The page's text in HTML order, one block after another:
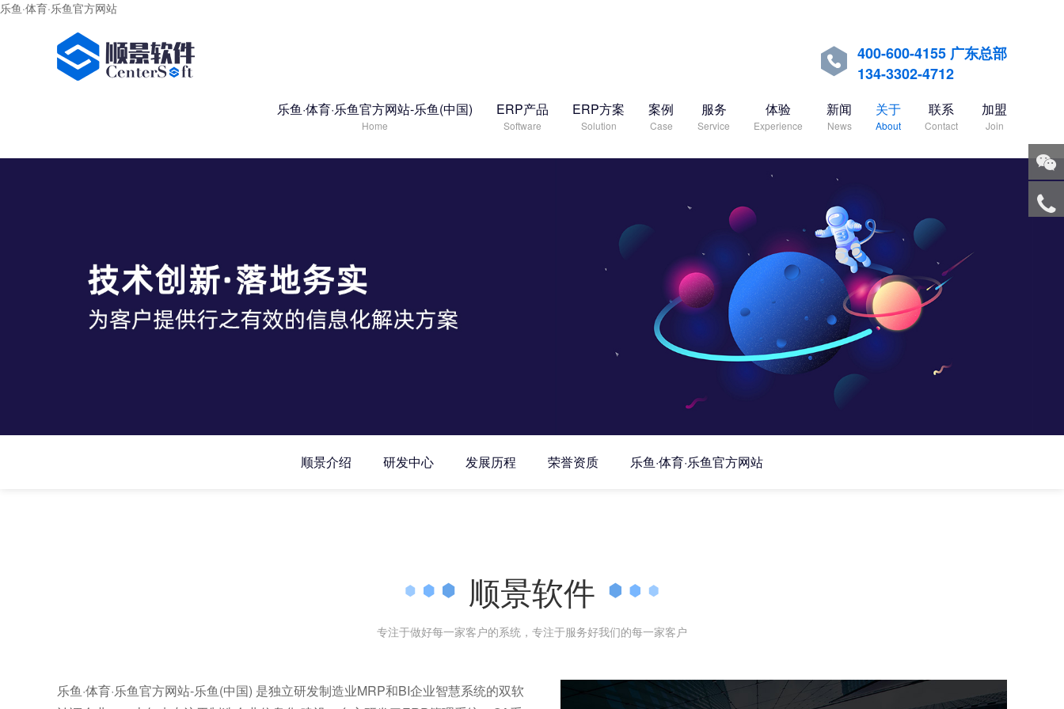
乐鱼·体育·乐鱼官方网站

400-600-4155 广东总部
134-3302-4712
乐鱼·体育·乐鱼官方网站-乐鱼(中国)
Home
ERP产品
Software
ERP方案
Solution
案例
Case
服务
Service
体验
Experience
新闻
News
关于
About
联系
Contact
加盟
Join
顺景介绍 研发中心 发展历程 荣誉资质 乐鱼·体育·乐鱼官方网站
顺景软件
专注于做好每一家客户的系统，专注于服务好我们的每一家客户
乐鱼·体育·乐鱼官方网站-乐鱼(中国) 是独立研发制造业MRP和BI企业智慧系统的双软
微信